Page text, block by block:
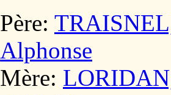
Père:
Alphonse
Mère: